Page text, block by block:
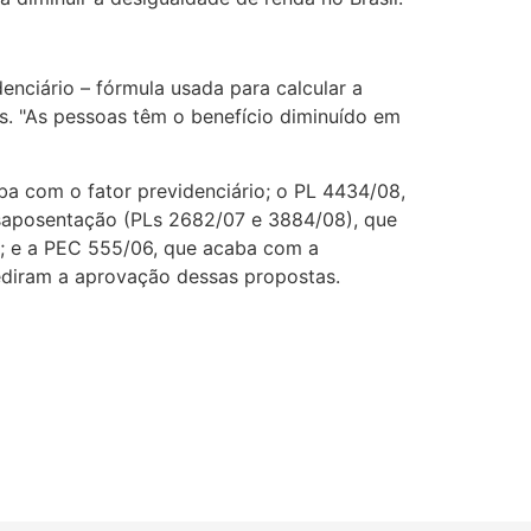
– fórmula usada para calcular a
"As pessoas têm o benefício diminuído em
com o fator previdenciário; o PL 4434/08,
(PLs 2682/07 e 3884/08), que
a PEC 555/06, que acaba com a
a aprovação dessas propostas.